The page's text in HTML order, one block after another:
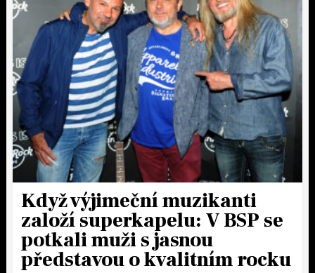
Když výjimeční muzikanti
založí superkapelu: V BSP se
potkali muži s jasnou
představou o kvalitním rocku